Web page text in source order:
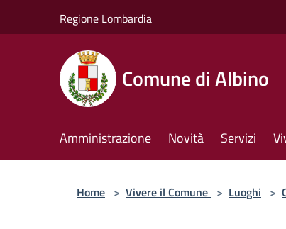
Regione Lombardia
Comune di Albino
Amministrazione Novità Servizi
Home > Vivere il Comune > Luoghi >